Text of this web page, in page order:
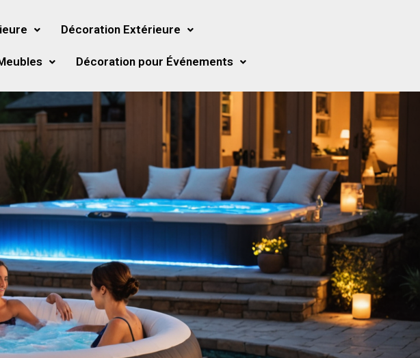
Décoration Extérieure
Décoration pour Événements